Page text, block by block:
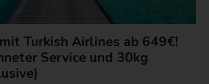
Turkish Airlines ab 649€!
Service und 30kg